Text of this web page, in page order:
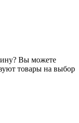
Вы можете
товары на выбор